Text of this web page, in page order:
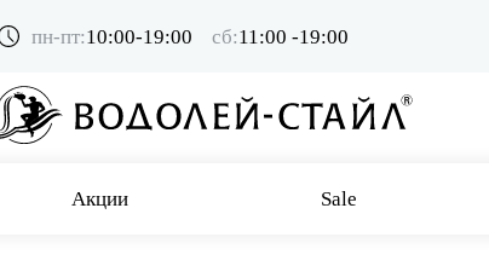
пн-пт:10:00-19:00 сб:11:00 -19:00
Акции Sale